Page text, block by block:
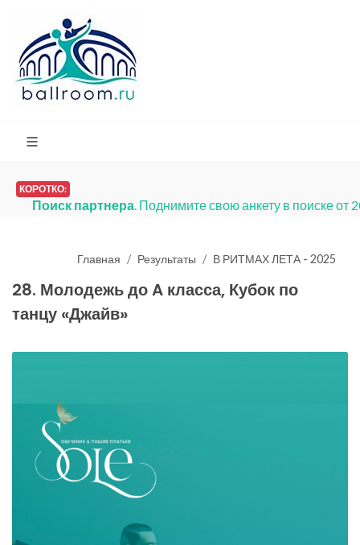
КОРОТКО:
Платья на продажу. Мы запустили
Главная Результаты В РИТМАХ ЛЕТА - 2025
28. Молодежь до A класса, Кубок по
танцу «Джайв»